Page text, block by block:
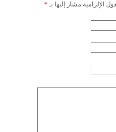
الإلزامية مشار إليها بـ *